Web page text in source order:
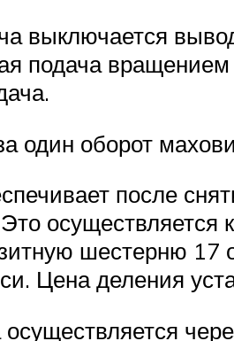
выключается
подача
один оборот
после
шестерню 17
Цена деления